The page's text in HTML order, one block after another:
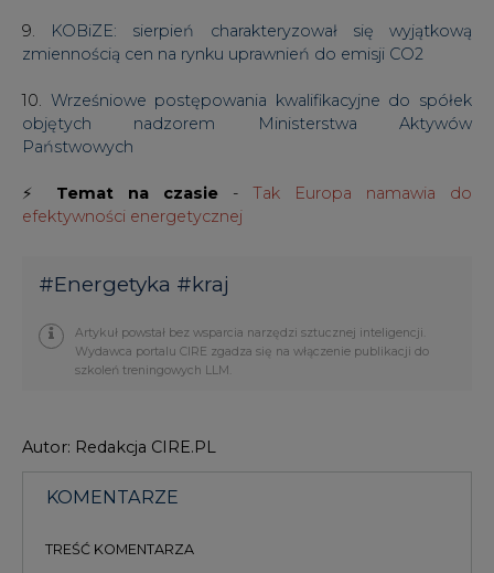
9. KOBiZE: sierpień charakteryzował się wyjątkową
zmiennością cen na rynku uprawnień do emisji CO2
10. Wrześniowe postępowania kwalifikacyjne do spółek
objętych nadzorem Ministerstwa Aktywów
Państwowych
⚡ Temat na czasie - Tak Europa namawia do
efektywności energetycznej
#Energetyka #kraj
Artykuł powstał bez wsparcia narzędzi sztucznej inteligencji.
Wydawca portalu CIRE zgadza się na włączenie publikacji do
szkoleń treningowych LLM.
Autor: Redakcja CIRE.PL
KOMENTARZE
TREŚĆ KOMENTARZA